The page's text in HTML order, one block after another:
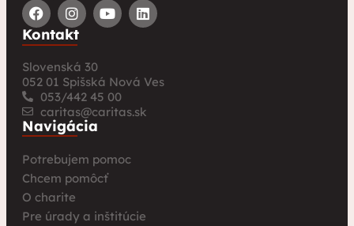
Kontakt
Slovenská 30
052 01 Spišská Nová Ves
053/442 45 00
caritas@caritas.sk
Navigácia
Potrebujem pomoc
Chcem pomôcť
O charite
Pre úrady a inštitúcie